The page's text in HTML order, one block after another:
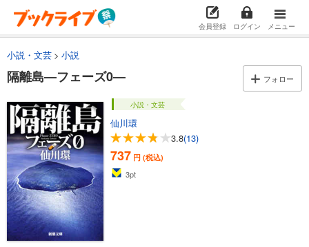
会員登録 ログイン メニュー
小説・文芸 小説
隔離島―フェーズ0― フォロー
小説・文芸
仙川環
3.8(13)
737 円 (税込)
3pt